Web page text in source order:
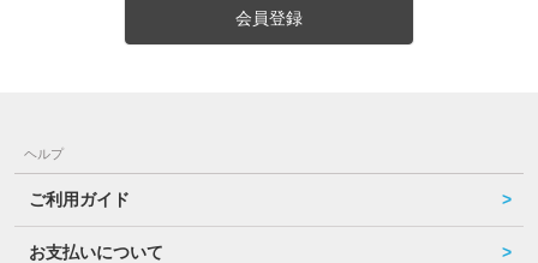
会員登録
ヘルプ
ご利用ガイド
お支払いについて